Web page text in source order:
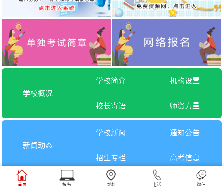
学校概况
学校简介 机构设置
校长寄语 师资力量
新闻动态
学校新闻 通知公告
招生专栏 高考信息
一月选考 六月选考
首页 报名 地址 电话 微信